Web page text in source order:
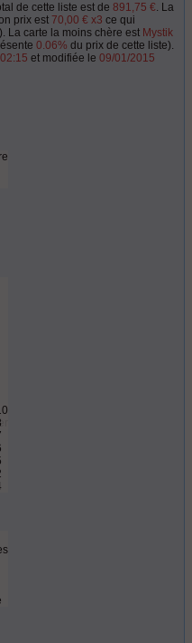
de cette liste est de 891,75 €. La
prix est 70,00 € x3 ce qui
La carte la moins chère est Mystik
0.06% du prix de cette liste).
et modifiée le 09/01/2015